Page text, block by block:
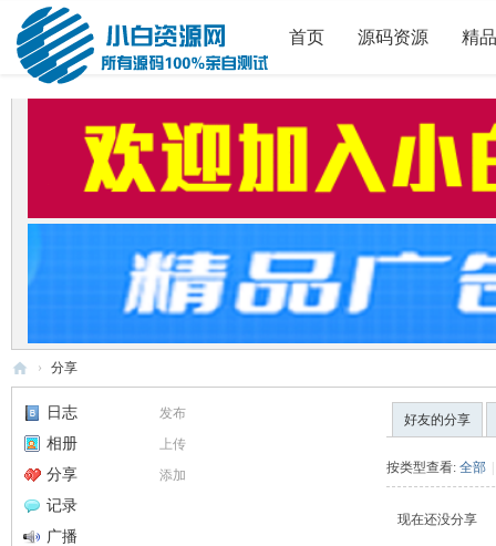
首页 源码资源 精
白
码
› 分享
发布
日志
上传
相册
添加
分享
记录
广播
好友的分享
按类型查看: 全部 |
现在还没分享